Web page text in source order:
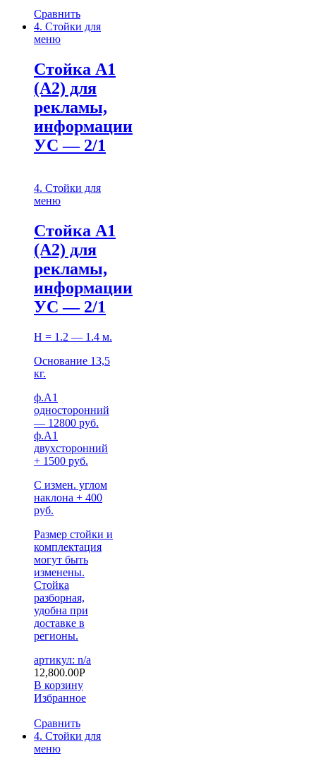
Сравнить
4. Стойки для
меню
Стойка А1
(А2) для
рекламы,
информации
УС — 2/1
4. Стойки для
меню
Стойка А1
(А2) для
рекламы,
информации
УС — 2/1
Н = 1.2 — 1.4 м.
Основание 13,5
кг.
ф.А1
односторонний
— 12800 руб.
ф.А1
двухсторонний
+ 1500 руб.
С измен. углом
наклона + 400
руб.
Размер стойки и
комплектация
могут быть
изменены.
Стойка
разборная,
удобна при
доставке в
регионы.
артикул: n/a
12,800.00Р
В корзину
Избранное
Сравнить
4. Стойки для
меню